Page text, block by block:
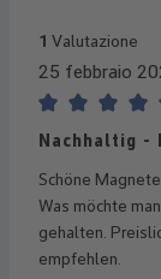
1 Valutazione
25 febbraio
Recensione
Nachhaltig -
Schöne
Was möchte
gehalten.
empfehlen.